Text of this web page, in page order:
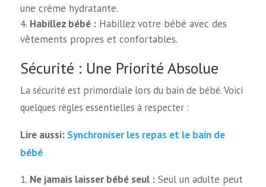
une crème hydratante.
Habillez bébé :Habillez votre bébé avec des
vêtements propres et confortables.
Sécurité : Une Priorité Absolue
La sécurité est primordiale lors du bain de bébé. Voici
quelques règles essentielles à respecter :
Lire aussi: Synchroniser les repas et le bain de
bébé
Ne jamais laisser bébé seul :Seul un adulte peut